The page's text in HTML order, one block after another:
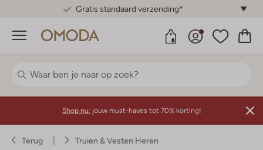
Gratis standaard verzending*
Menu
Shop nu: jouw must-haves tot 70% korting!
Terug Truien & Vesten Heren